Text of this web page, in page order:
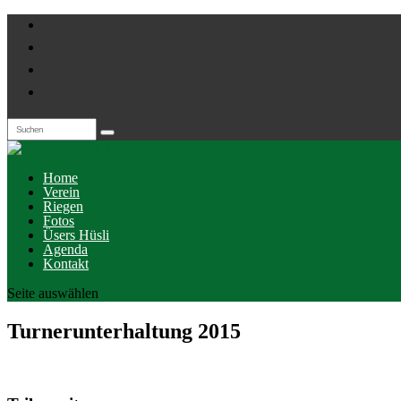
Home
Verein
Riegen
Fotos
Üsers Hüsli
Agenda
Kontakt
Seite auswählen
Turnerunterhaltung 2015